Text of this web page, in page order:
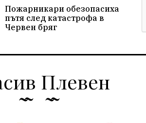
Пожарникари обезопасиха
пътя след катастрофа в
Червен бряг
Плевен